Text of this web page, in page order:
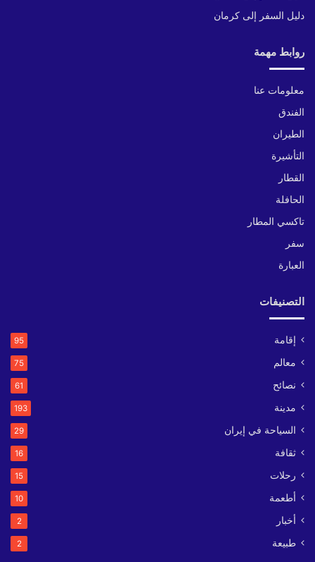
دليل السفر إلى كرمان
روابط مهمة
معلومات عنا
الفندق
الطيران
التأشيرة
القطار
الحافلة
تاكسي المطار
سفر
العبارة
التصنيفات
إقامة 95
معالم 75
نصائح 61
مدينة 193
السياحة في إيران 29
ثقافة 16
رحلات 15
أطعمة 10
أخبار 2
طبيعة 2